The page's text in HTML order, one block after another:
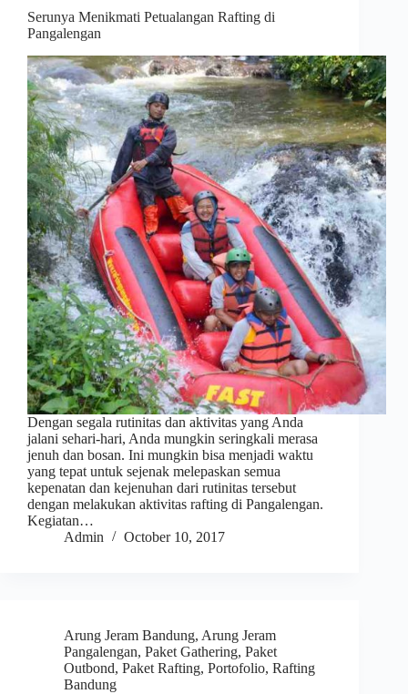
Serunya Menikmati Petualangan Rafting di
Pangalengan
Dengan segala rutinitas dan aktivitas yang Anda
jalani sehari-hari, Anda mungkin seringkali merasa
jenuh dan bosan. Ini mungkin bisa menjadi waktu
yang tepat untuk sejenak melepaskan semua
kepenatan dan kejenuhan dari rutinitas tersebut
dengan melakukan aktivitas rafting di Pangalengan.
Kegiatan…
Admin
October 10, 2017
Arung Jeram Bandung, Arung Jeram
Pangalengan, Paket Gathering, Paket
Outbond, Paket Rafting, Portofolio, Rafting
Bandung